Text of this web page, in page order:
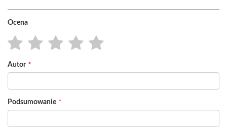
Ocena
star
stars
stars
stars
stars
Autor
Podsumowanie